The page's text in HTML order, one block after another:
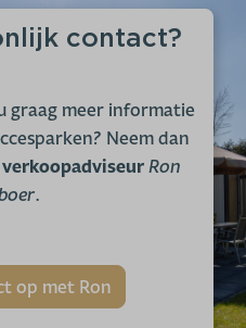
contact?
graag meer informatie
Neem dan
verkoopadviseurRon
.
op met Ron